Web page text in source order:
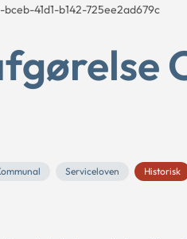
41d1-b142-725ee2ad679c
Serviceloven Historisk